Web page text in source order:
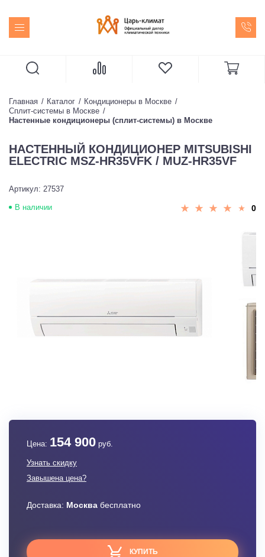
Главная Каталог
Кондиционеры в Москве
Сплит-системы в Москве
Настенные кондиционеры (сплит-системы) в Москве
НАСТЕННЫЙ КОНДИЦИОНЕР MITSUBISHI
ELECTRIC MSZ-HR35VFK / MUZ-HR35VF
Артикул: 27537
В наличии 0
Цена: 154 900 руб.
Узнать скидку
Завышена цена?
Доставка: Москва бесплатно
КУПИТЬ